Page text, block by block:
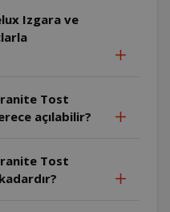
Izgara ve
Tost
açılabilir?
Tost